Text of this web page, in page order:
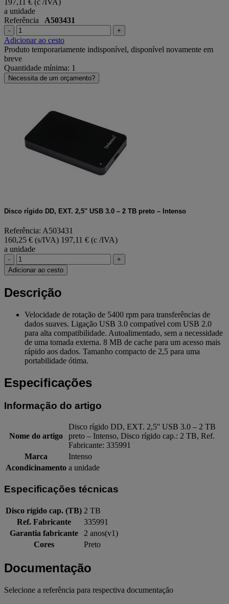
a unidade
Referência A503431
- +
Adicionar ao cesto
Produto temporariamente indisponível, disponível novamente em
breve
Quantidade mínima: 1
Necessita de um orçamento?
Disco rígido DD, EXT. 2,5'' USB 3.0 – 2 TB preto – Intenso
Referência: A503431
160,25 € (s/IVA) 197,11 € (c /IVA)
a unidade
-
+
Adicionar ao cesto
Descrição
Velocidade de rotação de 5400 rpm para transferências de
dados suaves. Ligação USB 3.0 compatível com USB 2.0
para alta compatibilidade. Autoalimentado, sem a necessidade
de uma tomada externa. 8 MB de cache para um acesso mais
rápido aos dados. Tamanho compacto de 2,5 para uma
portabilidade ótima.
Especificações
Informação do artigo
Nome do artigo
Disco rígido DD, EXT. 2,5'' USB 3.0 – 2 TB
preto – Intenso, Disco rígido cap.: 2 TB, Ref.
Fabricante: 335991
Marca
Intenso
Acondicinamento a unidade
Especificações técnicas
Disco rígido cap. (TB) 2 TB
Ref. Fabricante
335991
Garantia fabricante
2 anos(v1)
Cores
Preto
Documentação
Selecione a referência para respectiva documentação